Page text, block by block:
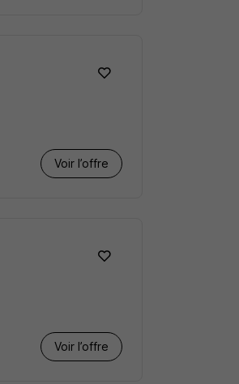
Voir l’offre
Voir l’offre